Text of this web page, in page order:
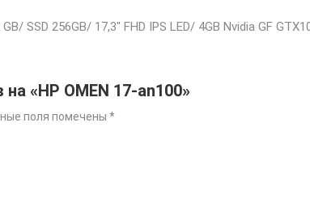
SSD 256GB/ 17,3″ FHD IPS LED/ 4GB Nvidia GF
«HP OMEN 17-an100»
поля помечены *